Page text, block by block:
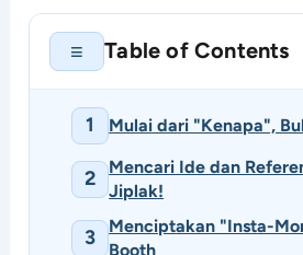
≡ Table of Contents
1 Mulai dari "Kenapa",
2
Mencari Ide dan
Jiplak!
3
Menciptakan "Insta-
Booth